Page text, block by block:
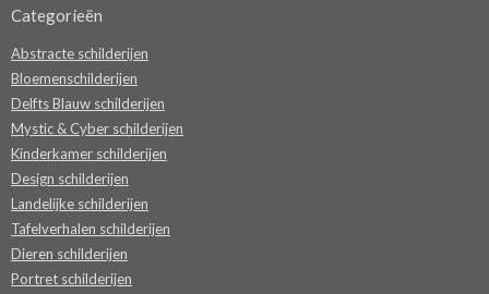
Categorieën
Abstracte schilderijen
Bloemenschilderijen
Delfts Blauw schilderijen
Mystic & Cyber schilderijen
Kinderkamer schilderijen
Design schilderijen
Landelijke schilderijen
Tafelverhalen schilderijen
Dieren schilderijen
Portret schilderijen